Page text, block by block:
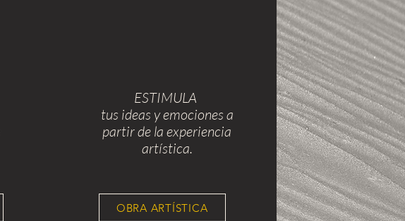
ESTIMULA
tus ideas y emociones a
partir de la experiencia
artística.
OBRA ARTÍSTICA